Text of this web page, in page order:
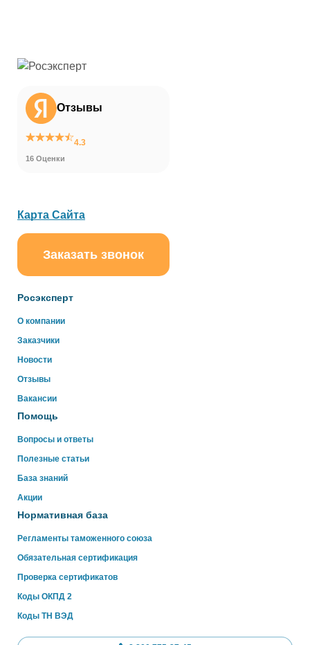
Отзывы
4.3
16 Оценки
Росэксперт
О компании
Заказчики
Новости
Отзывы
Вакансии
Помощь
Вопросы и ответы
Полезные статьи
База знаний
Акции
Нормативная база
Регламенты таможенного союза
Обязательная сертификация
Проверка сертификатов
Коды ОКПД 2
Коды ТН ВЭД
Карта Сайта
Заказать звонок
online
Здравствуйте!
Свяжитесь с нами через WhatsApp нажав на кнопку